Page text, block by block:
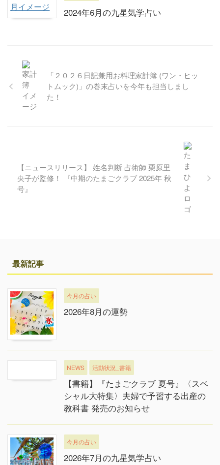
2024年6月の九星気学占い
「２０２６日記兼用お料理家計簿 (ワン・ヒッ
トムック)」の巻末占いを今年も担当しまし
た！
【ニュースリリース】 姓名判断 占術師 栗原里
央子が監修！ 『中期のたまごクラブ 2025年 秋
号』
最新記事
今月の占い
2026年8月の運勢
NEWS 活動状況_書籍
【書籍】『たまごクラブ 夏号』〈スペ
シャル大特集〉夫婦で予習する出産の
教科書 発売のお知らせ
今月の占い
2026年7月の九星気学占い